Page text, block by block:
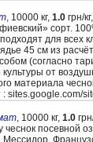
, 10000 кг, 1.0 грн/кг,
сорт.
для
45 см из
(согласно
от
материала
sites.google.com/
, 10000 кг, 1.0
чеснок посевной